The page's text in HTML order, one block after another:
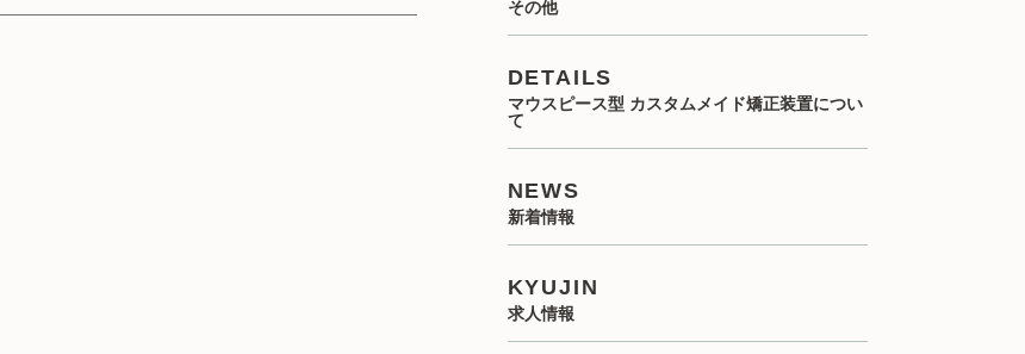
その他
DETAILS
マウスピース型 カスタムメイド矯正装置につい
て
NEWS
新着情報
KYUJIN
求人情報